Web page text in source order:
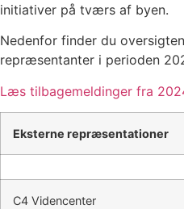
initiativer på tværs af byen.
Nedenfor finder du
repræsentanter i perioden
Læs tilbagemeldinger fra
Eksterne repræsentationer
C4 Videncenter